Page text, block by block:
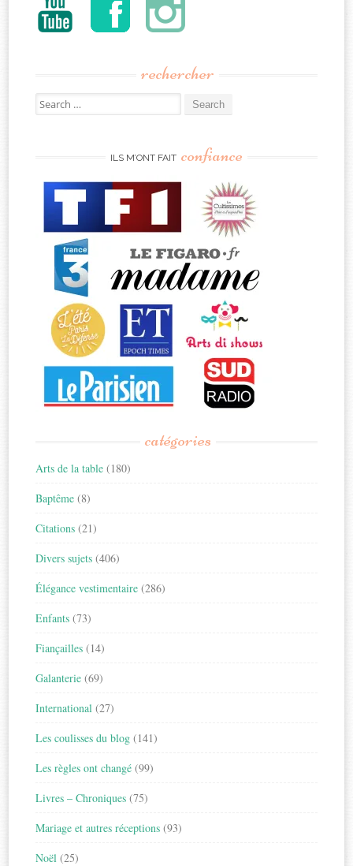
rechercher
Search
for:
ILS M’ONT FAIT confiance
catégories
Arts de la table (180)
Baptême (8)
Citations (21)
Divers sujets (406)
Élégance vestimentaire (286)
Enfants (73)
Fiançailles (14)
Galanterie (69)
International (27)
Les coulisses du blog (141)
Les règles ont changé (99)
Livres – Chroniques (75)
Mariage et autres réceptions (93)
Noël (25)